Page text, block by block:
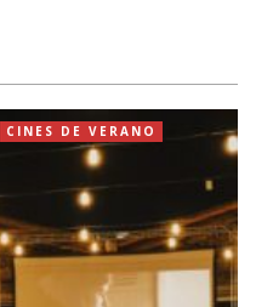
CINES DE VERANO